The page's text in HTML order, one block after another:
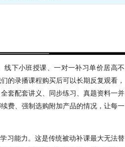
线下小班授课、一对一补习单价居高不
的录播课程购买后可以长期反复观看，
套配套讲义、同步练习、真题资料一并
费、强制选购附加产品的情况，让每一
习能力。这是传统被动补课最大无法替